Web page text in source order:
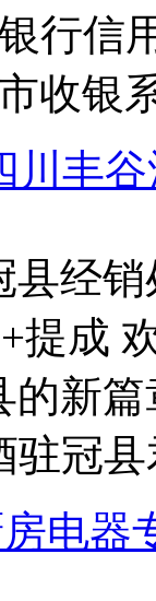
行信
收银
川丰
县经
提成
的新
驻冠
电器